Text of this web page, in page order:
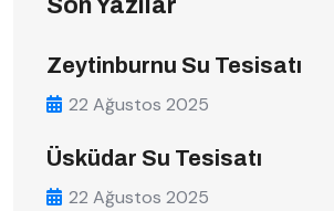
Son Yazılar
Zeytinburnu Su Tesisatı
22 Ağustos 2025
Üsküdar Su Tesisatı
22 Ağustos 2025